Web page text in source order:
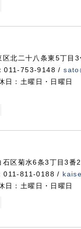
北二十八条東5丁目3
011-753-9148 /
：土曜日・日曜日
区菊水6条3丁目3番
011-811-0188 /
：土曜日・日曜日